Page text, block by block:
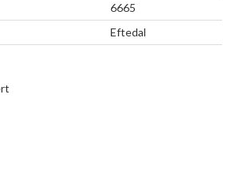
6665
Eftedal